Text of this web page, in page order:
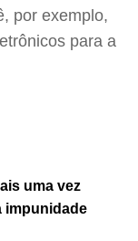
por exemplo,
para a
uma vez
impunidade